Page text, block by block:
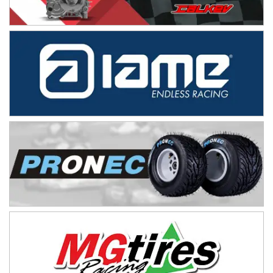
COBERTURA ESPECIAL DE E-KART.COM.AR
08/09-AGO
Ramiro Tot (Asfalto)
Baradero (Buenos Aires)
Ciudad de Trenque Lauquen (Asfalto)
ENTRERRIANO - F6 (POSTERGADA)
Parque de la Velocidad (Asfalto)
VICTORIENSE - F7
El Cerro (Tierra)
Moto Club Reginense (Tierra)
Gral. E. Godoy (Río Negro)